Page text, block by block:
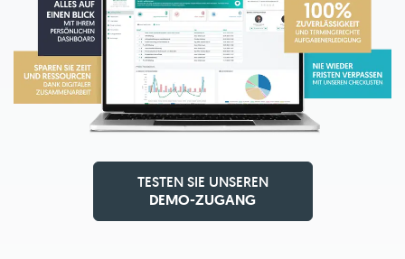
TESTEN SIE UNSEREN
DEMO-ZUGANG